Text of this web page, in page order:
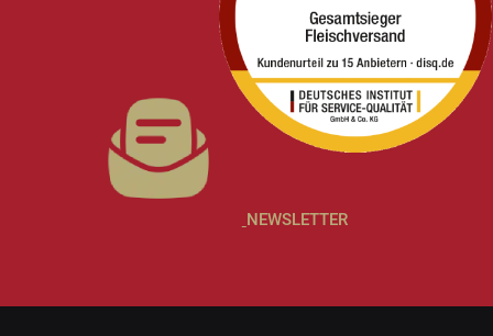
NEWSLETTER